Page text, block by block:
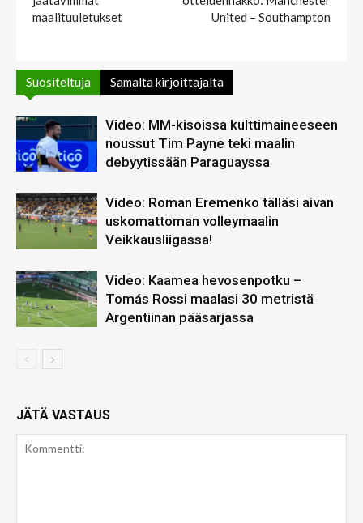
maalituuletukset
United – Southampton
Suositeltuja Samalta kirjoittajalta
Video: MM-kisoissa kulttimaineeseen
noussut Tim Payne teki maalin
debyytissään Paraguayssa
Video: Roman Eremenko tälläsi aivan
uskomattoman volleymaalin
Veikkausliigassa!
Video: Kaamea hevosenpotku –
Tomás Rossi maalasi 30 metristä
Argentiinan pääsarjassa
JÄTÄ VASTAUS